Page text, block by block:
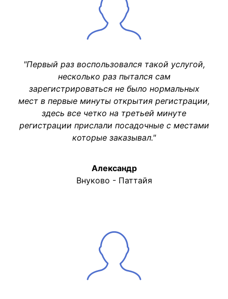
"Первый раз воспользовался такой услугой,
несколько раз пытался сам
зарегистрироваться не было нормальных
мест в первые минуты открытия регистрации,
здесь все четко на третьей минуте
регистрации прислали посадочные с местами
которые заказывал."
Александр
Внуково - Паттайя